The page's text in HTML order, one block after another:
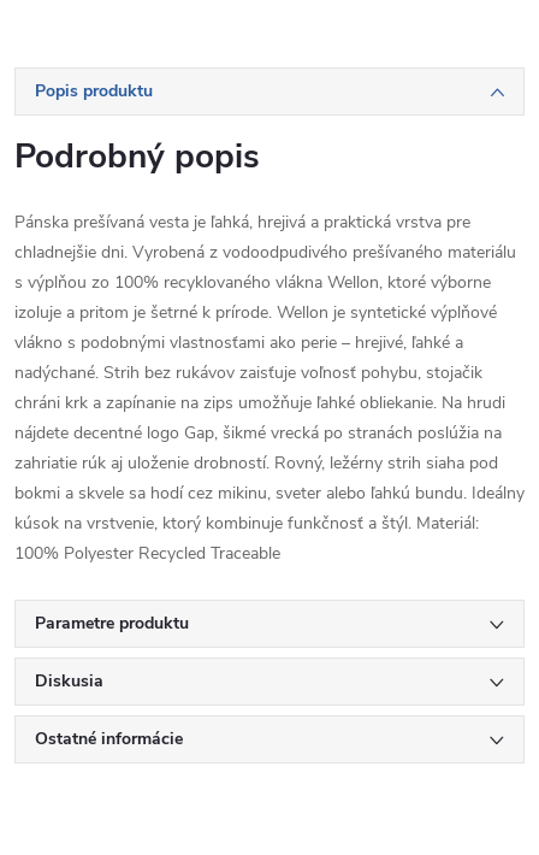
Popis produktu
Podrobný popis
Pánska prešívaná vesta je ľahká, hrejivá a praktická vrstva pre
chladnejšie dni. Vyrobená z vodoodpudivého prešívaného materiálu
s výplňou zo 100% recyklovaného vlákna Wellon, ktoré výborne
izoluje a pritom je šetrné k prírode. Wellon je syntetické výplňové
vlákno s podobnými vlastnosťami ako perie – hrejivé, ľahké a
nadýchané. Strih bez rukávov zaisťuje voľnosť pohybu, stojačik
chráni krk a zapínanie na zips umožňuje ľahké obliekanie. Na hrudi
nájdete decentné logo Gap, šikmé vrecká po stranách poslúžia na
zahriatie rúk aj uloženie drobností. Rovný, ležérny strih siaha pod
bokmi a skvele sa hodí cez mikinu, sveter alebo ľahkú bundu. Ideálny
kúsok na vrstvenie, ktorý kombinuje funkčnosť a štýl. Materiál:
100% Polyester Recycled Traceable
Parametre produktu
Diskusia
Ostatné informácie